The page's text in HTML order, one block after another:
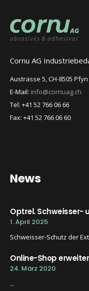
Cornu AG
Austrasse 5, CH-8505 Pfyn
E-Mail: info@cornuag.ch
Tel: +41 52 766 06 66
Fax: +41 52 766 06 60
News
Optrel. Schweisser-
1. April 2025
Schweisser-Schutz der
Online-Shop
24. März 2020
...